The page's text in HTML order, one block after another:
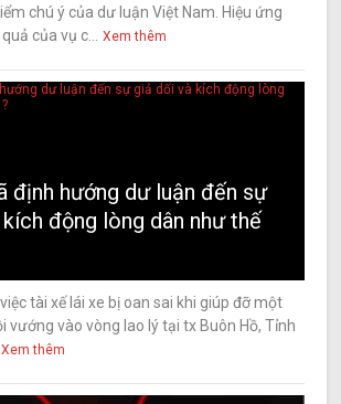
chú ý của dư luận Việt Nam. Hiệu ứng
của vụ c... Xem thêm
định hướng dư luận đến sự
động lòng dân như thế
tài xế lái xe bị oan sai khi giúp đỡ một
vướng vào vòng lao lý tại tx Buôn Hồ, Tỉnh
Xem thêm